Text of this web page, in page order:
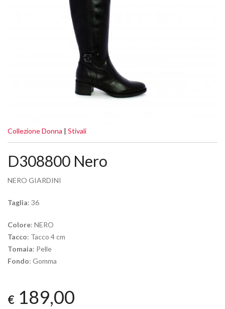
Collezione Donna | Stivali
D308800 Nero
NERO GIARDINI
Taglia: 36
Colore: NERO
Tacco: Tacco 4 cm
Tomaia: Pelle
Fondo: Gomma
€ 189,00